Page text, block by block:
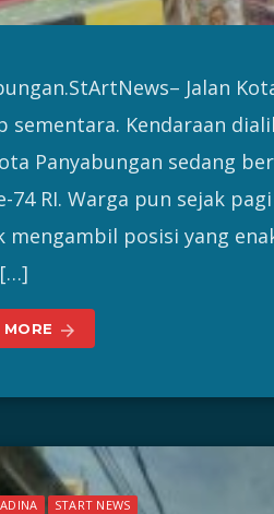
Jalan
sementara. Kendaraan
Panyabungan sedang
74 RI. Warga pun sejak
mengambil posisi yang
MORE arrow_forward
START NEWS